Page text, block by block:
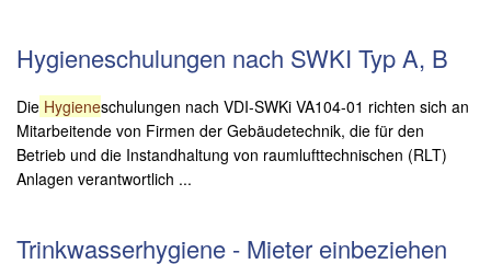
Hygieneschulungen nach SWKI Typ A, B
Die Hygieneschulungen nach VDI-SWKi VA104-01 richten sich an
Mitarbeitende von Firmen der Gebäudetechnik, die für den
Betrieb und die Instandhaltung von raumlufttechnischen (RLT)
Anlagen verantwortlich ...
Trinkwasserhygiene - Mieter einbeziehen